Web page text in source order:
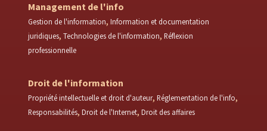
Management de l'info
Gestion de l'information Information et documentation
juridiques Technologies de l'information Réflexion
professionnelle
Droit de l'information
Propriété intellectuelle et droit d'auteur Réglementation de l'info
Responsabilités Droit de l'Internet Droit des affaires